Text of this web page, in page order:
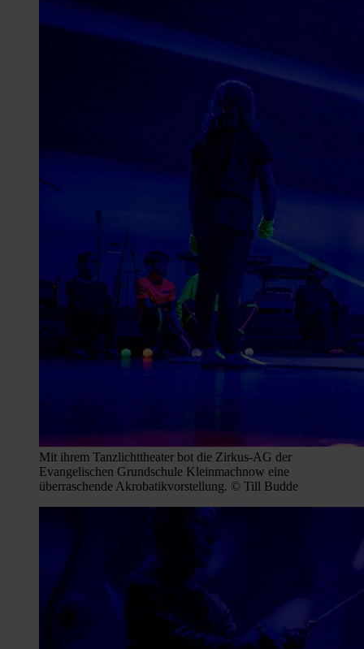
Mit ihrem Tanzlichttheater bot die Zirkus-AG der
Evangelischen Grundschule Kleinmachnow eine
überraschende Akrobatikvorstellung. © Till Budde